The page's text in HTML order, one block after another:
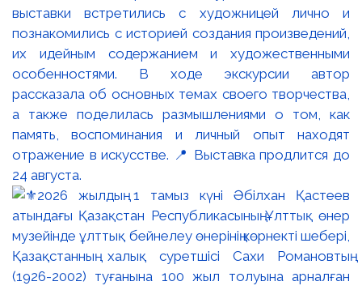
выставки встретились с художницей лично и
познакомились с историей создания произведений,
их идейным содержанием и художественными
особенностями. В ходе экскурсии автор
рассказала об основных темах своего творчества,
а также поделилась размышлениями о том, как
память, воспоминания и личный опыт находят
отражение в искусстве. 📍 Выставка продлится до
24 августа.